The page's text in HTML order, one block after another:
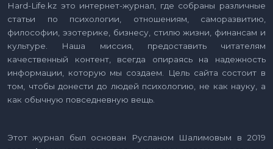
Hard-Life.kz это интернет-журнал, где собраны различные
статьи по психологии, отношениям, саморазвитию,
философии, эзотерике, бизнесу, стилю жизни, финансам и
культуре. Наша миссия, предоставить читателям
качественный контент, всегда опираясь на надежность
информации, которую мы создаем. Цель сайта состоит в
том, чтобы донести до людей психологию, не как науку, а
как обычную повседневную вещь.
Этот журнал был основан Русланом Шалимовым в 2019